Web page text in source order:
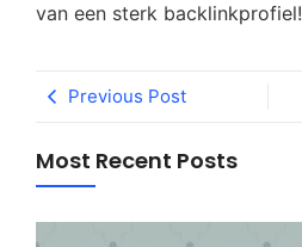
van een sterk backlinkprofiel!
Previous Post
Most Recent Posts